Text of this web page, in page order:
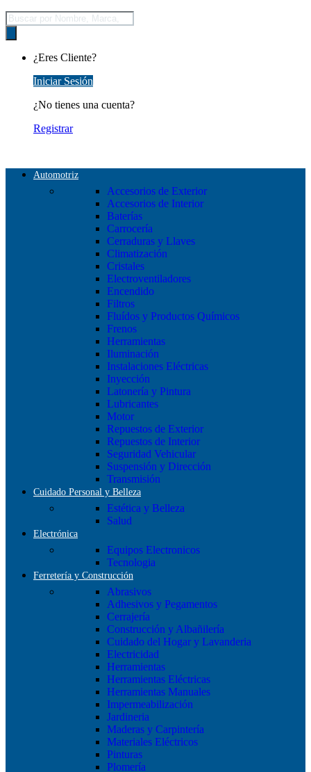
Búsqueda
de
productos
¿Eres Cliente?
Iniciar Sesión
¿No tienes una cuenta?
Registrar
Automotriz
Accesorios de Exterior
Accesorios de Interior
Baterías
Carrocería
Cerraduras y Llaves
Climatización
Cristales
Electroventiladores
Encendido
Filtros
Fluídos y Productos Químicos
Frenos
Herramientas
Iluminación
Instalaciones Eléctricas
Inyección
Latonería y Pintura
Lubricantes
Motor
Repuestos de Exterior
Repuestos de Interior
Seguridad Vehicular
Suspensión y Dirección
Transmisión
Cuidado Personal y Belleza
Estética y Belleza
Salud
Electrónica
Equipos Electronicos
Tecnologia
Ferretería y Construcción
Abrasivos
Adhesivos y Pegamentos
Cerrajería
Construcción y Albañilería
Cuidado del Hogar y Lavanderia
Electricidad
Herramientas
Herramientas Eléctricas
Herramientas Manuales
Impermeabilización
Jardineria
Maderas y Carpintería
Materiales Eléctricos
Pinturas
Plomería